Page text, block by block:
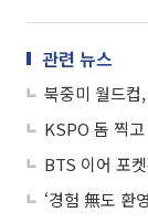
관련 뉴스
북중미 월드컵
KSPO 돔 찍
BTS 이어 포
‘경험 無도 환